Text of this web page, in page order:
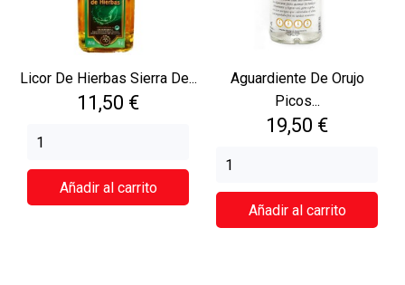
Licor De Hierbas Sierra De...
Precio
11,50 €
Añadir al carrito
Aguardiente De Orujo
Picos...
Precio
19,50 €
Añadir al carrito